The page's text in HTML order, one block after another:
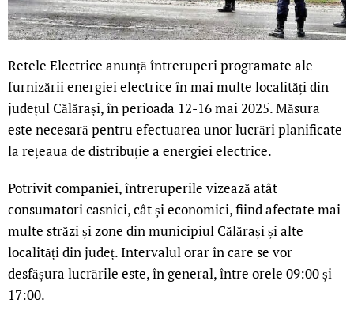
Retele Electrice anunță întreruperi programate ale
furnizării energiei electrice în mai multe localități din
județul Călărași, în perioada 12-16 mai 2025. Măsura
este necesară pentru efectuarea unor lucrări planificate
la rețeaua de distribuție a energiei electrice.
Potrivit companiei, întreruperile vizează atât
consumatori casnici, cât și economici, fiind afectate mai
multe străzi și zone din municipiul Călărași și alte
localități din județ. Intervalul orar în care se vor
desfășura lucrările este, în general, între orele 09:00 și
17:00.